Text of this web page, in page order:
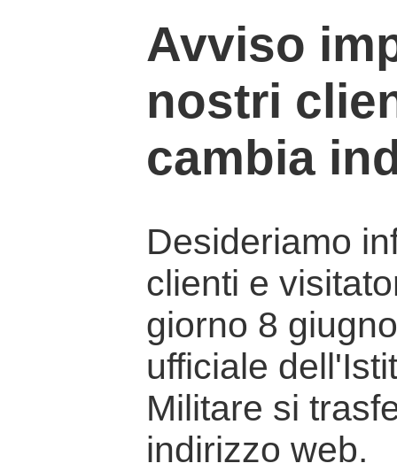
Avviso
nostri
cambia
Desideriamo
clienti e
giorno 8
ufficiale
Militare si
indirizzo web.